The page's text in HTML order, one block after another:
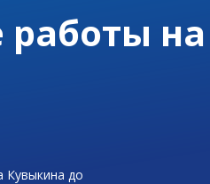
Кувыкина до